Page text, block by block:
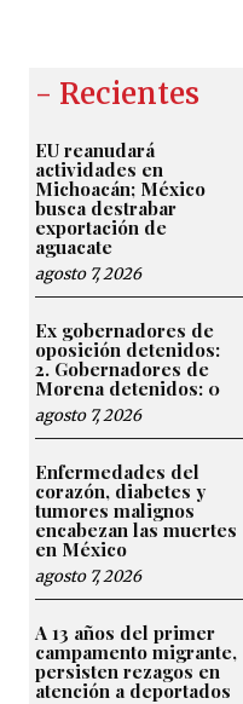
- Recientes
EU reanudará
actividades en
Michoacán; México
busca destrabar
exportación de
aguacate
agosto 7, 2026
Ex gobernadores de
oposición detenidos:
2. Gobernadores de
Morena detenidos: 0
agosto 7, 2026
Enfermedades del
corazón, diabetes y
tumores malignos
encabezan las muertes
en México
agosto 7, 2026
A 13 años del primer
campamento migrante,
persisten rezagos en
atención a deportados